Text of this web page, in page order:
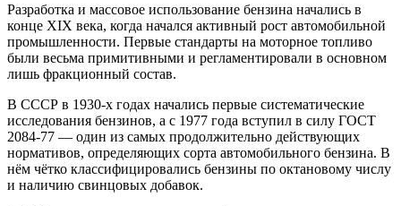
Разработка и массовое использование бензина начались в
конце XIX века, когда начался активный рост автомобильной
промышленности. Первые стандарты на моторное топливо
были весьма примитивными и регламентировали в основном
лишь фракционный состав.
В СССР в 1930-х годах начались первые систематические
исследования бензинов, а с 1977 года вступил в силу ГОСТ
2084-77 — один из самых продолжительно действующих
нормативов, определяющих сорта автомобильного бензина. В
нём чётко классифицировались бензины по октановому числу
и наличию свинцовых добавок.